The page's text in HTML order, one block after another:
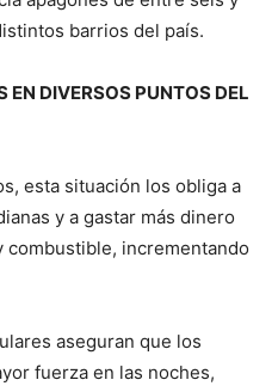
barrios del país.
DIVERSOS PUNTOS DEL
esta situación los obliga a
y a gastar más dinero
combustible, incrementando
aseguran que los
fuerza en las noches,